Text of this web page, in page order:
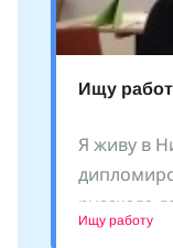
Ищу
Я живу в
русского
Ищу работу